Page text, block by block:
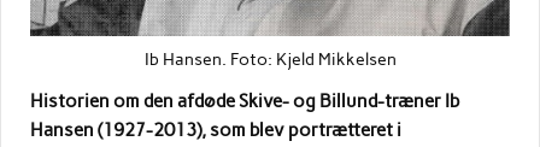
Ib Hansen. Foto: Kjeld Mikkelsen
Historien om den afdøde Skive- og Billund-træner Ib
Hansen (1927-2013), som blev portrætteret i